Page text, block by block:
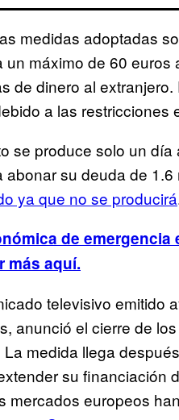
medidas adoptadas
un máximo de 60
de dinero al
a las restricciones
se produce solo un
abonar su deuda de
ya que no se producirá
de emergencia
más aquí.
televisivo emitido
anunció el cierre de
medida llega
su financiación
mercados europeos